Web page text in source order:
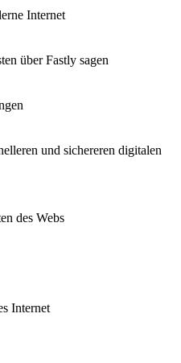
Internet
über Fastly sagen
und sichereren digitalen
des Webs
Internet